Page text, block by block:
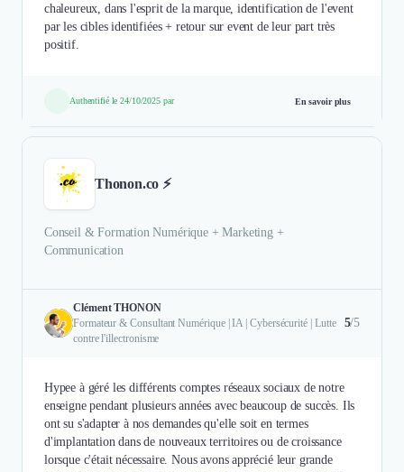
chaleureux, dans l'esprit de la marque, identification de l'event
par les cibles identifiées + retour sur event de leur part très
positif.
Authentifié le 24/10/2025 par En savoir plus
Thonon.co ⚡
Conseil & Formation Numérique + Marketing +
Communication
Clément THONON
Formateur & Consultant Numérique | IA | Cybersécurité | Lutte
contre l'illectronisme
5/5
Hypee à géré les différents comptes réseaux sociaux de notre
enseigne pendant plusieurs années avec beaucoup de succès. Ils
ont su s'adapter à nos demandes qu'elle soit en termes
d'implantation dans de nouveaux territoires ou de croissance
lorsque c'était nécessaire. Nous avons apprécié leur grande